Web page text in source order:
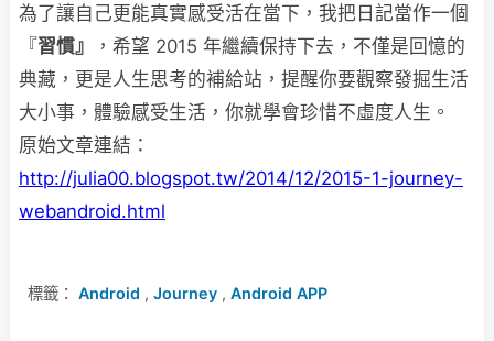
為了讓自己更能真實感受活在當下，我把日記當作一個
『習慣』
，希望 2015 年繼續保持下去，不僅是回憶的
典藏，更是人生思考的補給站，提醒你要觀察發掘生活
大小事，體驗感受生活，你就學會珍惜不虛度人生。
原始文章連結：
http://julia00.blogspot.tw/2014/12/2015-1-journey-
webandroid.html
標籤： Android , Journey , Android APP